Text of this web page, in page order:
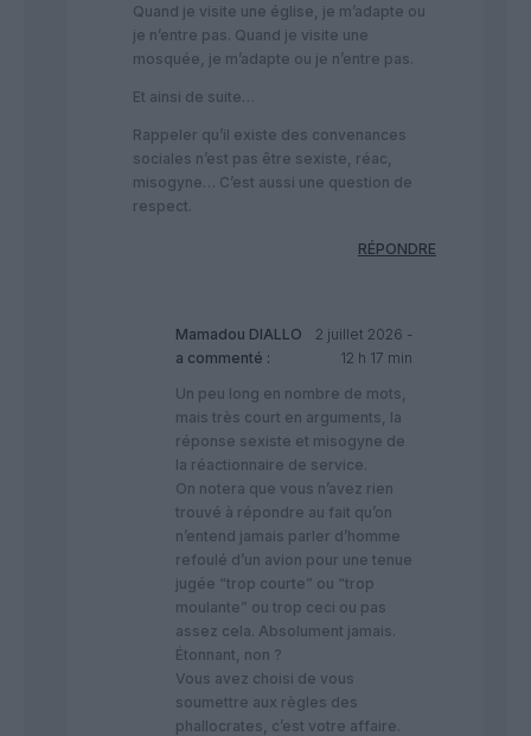
Quand je visite une église, je m’adapte ou
je n’entre pas. Quand je visite une
mosquée, je m’adapte ou je n’entre pas.
Et ainsi de suite…
Rappeler qu’il existe des convenances
sociales n’est pas être sexiste, réac,
misogyne… C’est aussi une question de
respect.
RÉPONDRE
Mamadou DIALLO
a commenté :
2 juillet 2026 -
12 h 17 min
Un peu long en nombre de mots,
mais très court en arguments, la
réponse sexiste et misogyne de
la réactionnaire de service.
On notera que vous n’avez rien
trouvé à répondre au fait qu’on
n’entend jamais parler d’homme
refoulé d’un avion pour une tenue
jugée “trop courte” ou “trop
moulante” ou trop ceci ou pas
assez cela. Absolument jamais.
Étonnant, non ?
Vous avez choisi de vous
soumettre aux règles des
phallocrates, c’est votre affaire.